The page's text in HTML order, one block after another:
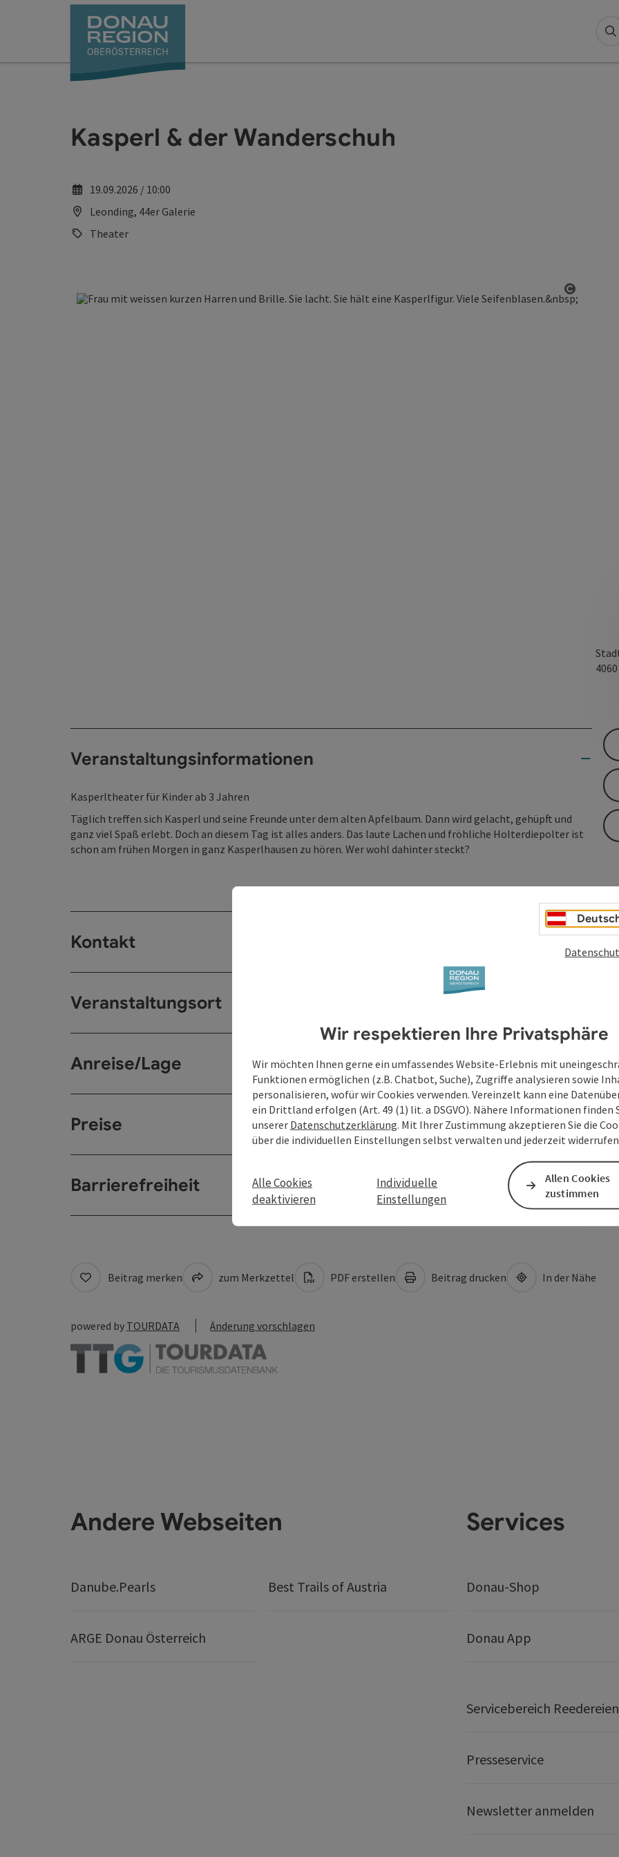
Kasperl & der Wanderschuh
19.09.2026 / 10:00
Leonding, 44er Galerie
Theater
4060
Veranstaltungsinformationen
Kasperltheater für Kinder ab 3 Jahren
Täglich treffen sich Kasperl und seine Freunde unter dem alten Apfelbaum. Dann wird gelacht, gehüpft und
ganz viel Spaß erlebt. Doch an diesem Tag ist alles anders. Das laute Lachen und fröhliche Holterdiepolter ist
schon am frühen Morgen in ganz Kasperlhausen zu hören. Wer wohl dahinter steckt?
Kontakt
Veranstaltungsort
Anreise/Lage
Preise
Barrierefreiheit
Beitrag merken zum Merkzettel PDF erstellen Beitrag drucken In der Nähe
powered by TOURDATA Änderung vorschlagen
Andere Webseiten
Danube.Pearls Best Trails of Austria
ARGE Donau Österreich
Services
Donau-Shop
Donau App
Servicebereich Reedereien
Presseservice
Newsletter anmelden
Wir respektieren Ihre Privatsphäre
Wir möchten Ihnen gerne ein umfassendes Website-Erlebnis mit
Funktionen ermöglichen (z.B. Chatbot, Suche), Zugriffe analysieren sowie
personalisieren, wofür wir Cookies verwenden. Vereinzelt kann eine
ein Drittland erfolgen (Art. 49 (1) lit. a DSGVO). Nähere Informationen finden
unserer Datenschutzerklärung. Mit Ihrer Zustimmung akzeptieren Sie die
über die individuellen Einstellungen selbst verwalten und jederzeit
Alle Cookies
deaktivieren
Individuelle
Einstellungen
Allen Cookies
zustimmen